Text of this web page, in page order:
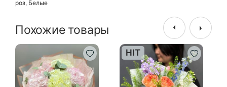
роз, Белые
Похожие товары
HIT